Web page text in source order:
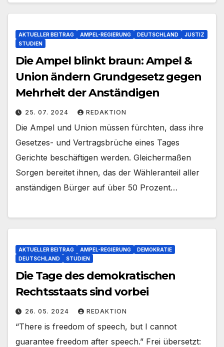
AKTUELLER BEITRAG AMPEL-REGIERUNG DEUTSCHLAND
JUSTIZ
STUDIEN
Die Ampel blinkt braun: Ampel &
Union ändern Grundgesetz gegen
Mehrheit der Anständigen
25. 07. 2024 REDAKTION
Die Ampel und Union müssen fürchten, dass ihre
Gesetzes- und Vertragsbrüche eines Tages
Gerichte beschäftigen werden. Gleichermaßen
Sorgen bereitet ihnen, das der Wähleranteil aller
anständigen Bürger auf über 50 Prozent…
AKTUELLER BEITRAG AMPEL-REGIERUNG
DEMOKRATIE
DEUTSCHLAND
STUDIEN
Die Tage des demokratischen
Rechtsstaats sind vorbei
26. 05. 2024 REDAKTION
“There is freedom of speech, but I cannot
guarantee freedom after speech.” Frei übersetzt: